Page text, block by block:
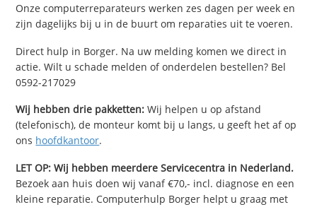
Onze computerreparateurs werken zes dagen per week en
zijn dagelijks bij u in de buurt om reparaties uit te voeren.
Direct hulp in Borger. Na uw melding komen we direct in
actie. Wilt u schade melden of onderdelen bestellen? Bel
0592-217029
Wij hebben drie pakketten: Wij helpen u op afstand
(telefonisch), de monteur komt bij u langs, u geeft het af op
ons hoofdkantoor.
LET OP: Wij hebben meerdere Servicecentra in Nederland.
Bezoek aan huis doen wij vanaf €70,- incl. diagnose en een
kleine reparatie. Computerhulp Borger helpt u graag met